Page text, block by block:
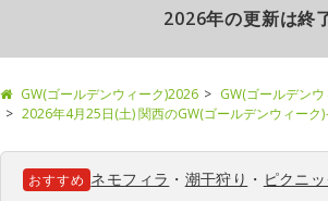
2026年の更新は終
GW(ゴールデンウィーク)2026 GW(ゴールデン
2026年4月25日(土) 関西のGW(ゴールデンウィーク)
おすすめ ネモフィラ ・ 潮干狩り ・ ピクニッ